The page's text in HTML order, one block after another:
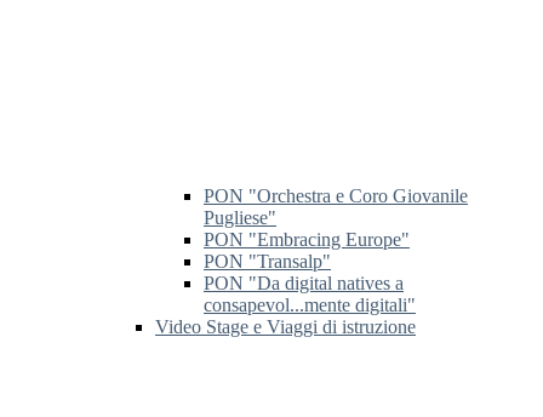
PON "Orchestra e Coro Giovanile
Pugliese"
PON "Embracing Europe"
PON "Transalp"
PON "Da digital natives a
consapevol...mente digitali"
Video Stage e Viaggi di istruzione